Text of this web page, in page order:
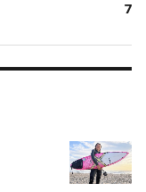
7